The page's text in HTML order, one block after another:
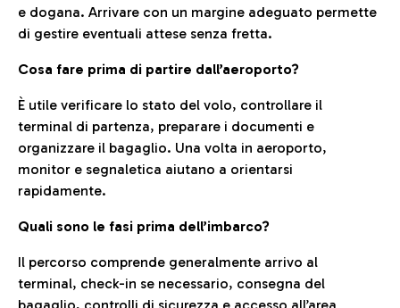
e dogana. Arrivare con un margine adeguato permette
di gestire eventuali attese senza fretta.
Cosa fare prima di partire dall’aeroporto?
È utile verificare lo stato del volo, controllare il
terminal di partenza, preparare i documenti e
organizzare il bagaglio. Una volta in aeroporto,
monitor e segnaletica aiutano a orientarsi
rapidamente.
Quali sono le fasi prima dell’imbarco?
Il percorso comprende generalmente arrivo al
terminal, check-in se necessario, consegna del